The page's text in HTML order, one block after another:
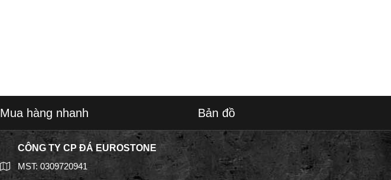
Mua hàng nhanh
CÔNG TY CP ĐÁ EUROSTONE
MST: 0309720941
Bản đồ